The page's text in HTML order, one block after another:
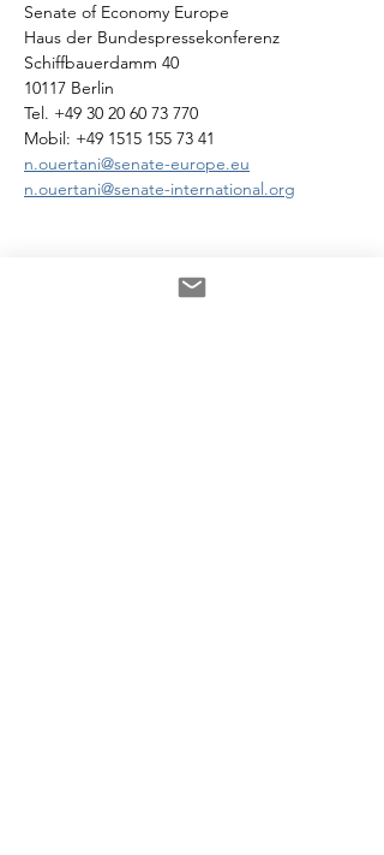
Senate of Economy Europe
Haus der Bundespressekonferenz
Schiffbauerdamm 40
10117 Berlin
Tel. +49 30 20 60 73 770
Mobil: +49 1515 155 73 41
n.ouertani@senate-europe.eu
n.ouertani@senate-international.org